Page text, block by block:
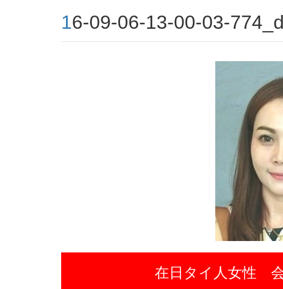
16-09-06-13-00-03-
在日タイ人女性